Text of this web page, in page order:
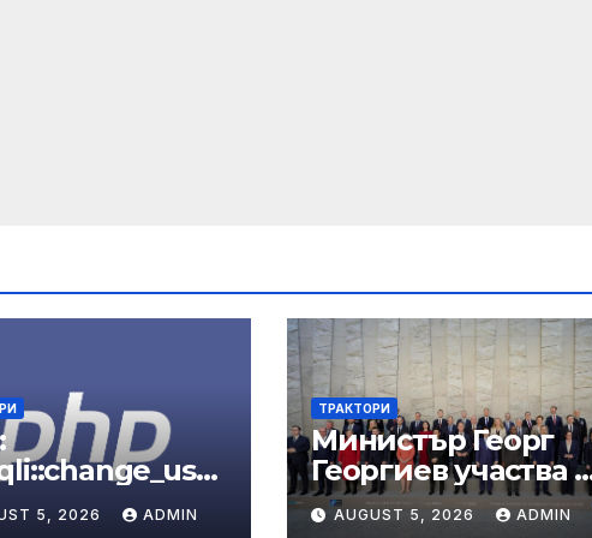
5, 2026 ADMIN
ТРАКТОРИ
Министър Георг
Георгиев участва в
срещата на
министрите на
AUGUST 5, 2026 ADMIN